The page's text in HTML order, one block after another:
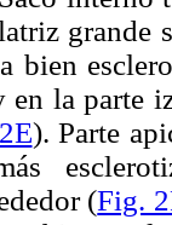
grande
bien
la parte
). Parte
(Fig.